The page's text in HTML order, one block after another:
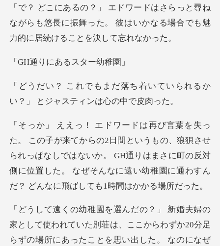
尋ね
ながらも悠長に振舞った。 彼はいかなる場合
にあるスタ
ち着いていられるか
い？」 と
うもの、狼狽させ
られっぱなしではないか。 GH通りはまさに町の反対
側に位置した。
からわずか20分足
らずの場所にあったことを思い出した。 なのになぜ